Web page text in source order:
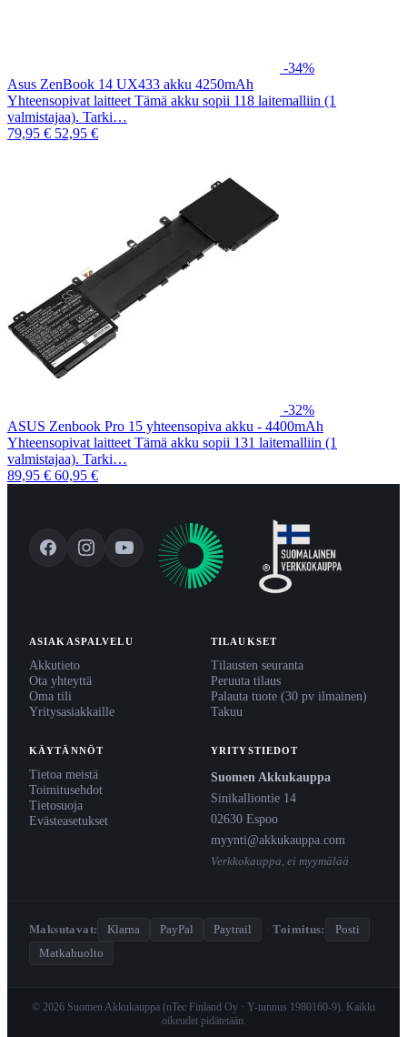
-34%
Asus ZenBook 14 UX433 akku 4250mAh
Yhteensopivat laitteet Tämä akku sopii 118 laitemalliin (1
valmistajaa). Tarki…
79,95 € 52,95 €
-32%
ASUS Zenbook Pro 15 yhteensopiva akku - 4400mAh
Yhteensopivat laitteet Tämä akku sopii 131 laitemalliin (1
valmistajaa). Tarki…
89,95 € 60,95 €
ASIAKASPALVELU
Akkutieto
Ota yhteyttä
Oma tili
Yritysasiakkaille
TILAUKSET
Tilausten seuranta
Peruuta tilaus
Palauta tuote (30 pv ilmainen)
Takuu
KÄYTÄNNÖT
Tietoa meistä
Toimitusehdot
Tietosuoja
Evästeasetukset
YRITYSTIEDOT
Suomen Akkukauppa
Sinikalliontie 14
02630 Espoo
myynti@akkukauppa.com
Verkkokauppa, ei myymälää
Maksutavat: Klarna PayPal Paytrail · Toimitus:
Posti
Matkahuolto
© 2026 Suomen Akkukauppa (nTec Finland Oy · Y-tunnus 1980160-9). Kaikki
oikeudet pidätetään.